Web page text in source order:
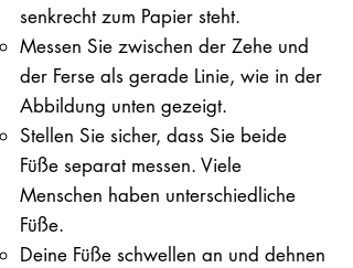
senkrecht zum Papier steht.
Messen Sie zwischen der Zehe und
der Ferse als gerade Linie, wie in der
Abbildung unten gezeigt.
Stellen Sie sicher, dass Sie beide
Füße separat messen. Viele
Menschen haben unterschiedliche
Füße.
Deine Füße schwellen an und dehnen